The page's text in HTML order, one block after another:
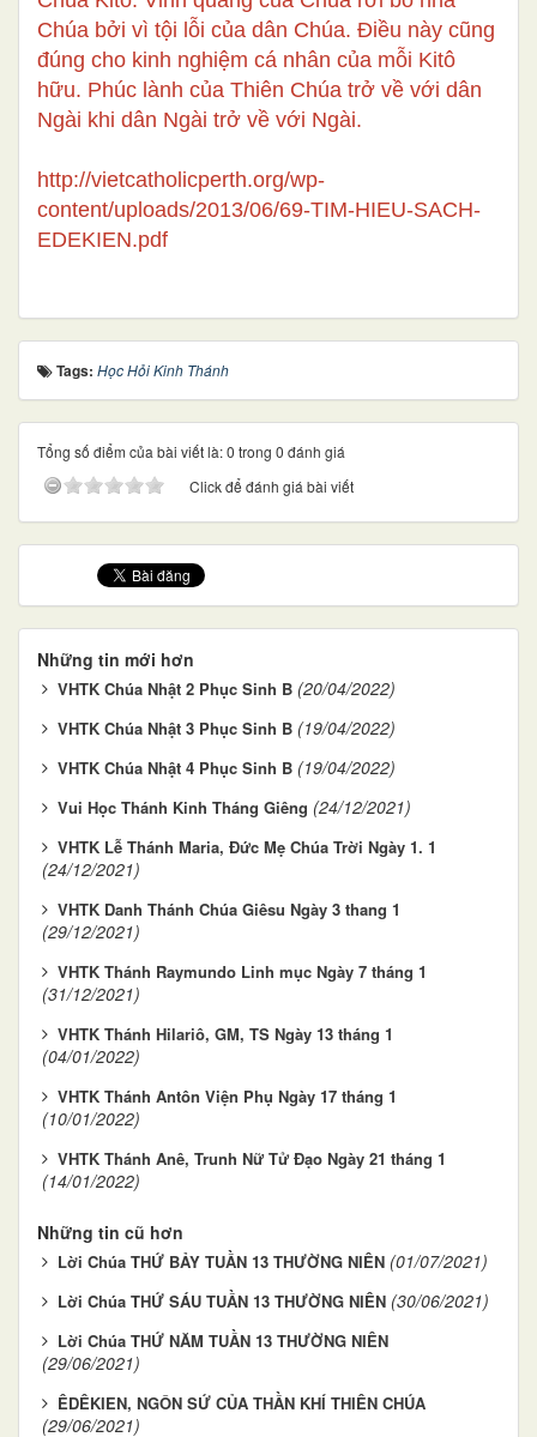
Chúa bởi vì tội lỗi của dân Chúa. Điều này cũng
đúng cho kinh nghiệm cá nhân của mỗi Kitô
hữu. Phúc lành của Thiên Chúa trở về với dân
Ngài khi dân Ngài trở về với Ngài.
http://vietcatholicperth.org/wp-
content/uploads/2013/06/69-TIM-HIEU-SACH-
EDEKIEN.pdf
Tags: Học Hỏi Kinh Thánh
Tổng số điểm của bài viết là: 0 trong 0 đánh giá
Click để đánh giá bài viết
Những tin mới hơn
VHTK Chúa Nhật 2 Phục Sinh B (20/04/2022)
VHTK Chúa Nhật 3 Phục Sinh B (19/04/2022)
VHTK Chúa Nhật 4 Phục Sinh B (19/04/2022)
Vui Học Thánh Kinh Tháng Giêng (24/12/2021)
VHTK Lễ Thánh Maria, Đức Mẹ Chúa Trời Ngày 1. 1
(24/12/2021)
VHTK Danh Thánh Chúa Giêsu Ngày 3 thang 1
(29/12/2021)
VHTK Thánh Raymundo Linh mục Ngày 7 tháng 1
(31/12/2021)
VHTK Thánh Hilariô, GM, TS Ngày 13 tháng 1
(04/01/2022)
VHTK Thánh Antôn Viện Phụ Ngày 17 tháng 1
(10/01/2022)
VHTK Thánh Anê, Trunh Nữ Tử Đạo Ngày 21 tháng 1
(14/01/2022)
Những tin cũ hơn
Lời Chúa THỨ BẢY TUẦN 13 THƯỜNG NIÊN (01/07/2021)
Lời Chúa THỨ SÁU TUẦN 13 THƯỜNG NIÊN (30/06/2021)
Lời Chúa THỨ NĂM TUẦN 13 THƯỜNG NIÊN
(29/06/2021)
ÊDÊKIEN, NGÔN SỨ CỦA THẦN KHÍ THIÊN CHÚA
(29/06/2021)